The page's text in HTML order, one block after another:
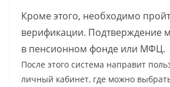
Кроме этого, необходимо
верификации. Подтверждение
в пенсионном фонде или МФЦ.
После этого система направит
личный кабинет, где можно